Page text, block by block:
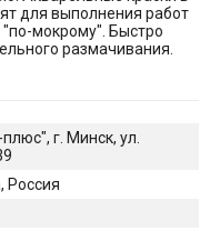
для выполнения работ
мокрому". Быстро
размачивания.
г. Минск, ул.
Россия